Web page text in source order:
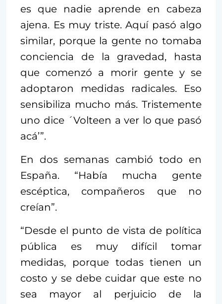
es que nadie aprende en cabeza
ajena. Es muy triste. Aquí pasó algo
similar, porque la gente no tomaba
conciencia de la gravedad, hasta
que comenzó a morir gente y se
adoptaron medidas radicales. Eso
sensibiliza mucho más. Tristemente
uno dice ´Volteen a ver lo que pasó
acá’”.
En dos semanas cambió todo en
España. “Había mucha gente
escéptica, compañeros que no
creían”.
“Desde el punto de vista de política
pública es muy difícil tomar
medidas, porque todas tienen un
costo y se debe cuidar que este no
sea mayor al perjuicio de la